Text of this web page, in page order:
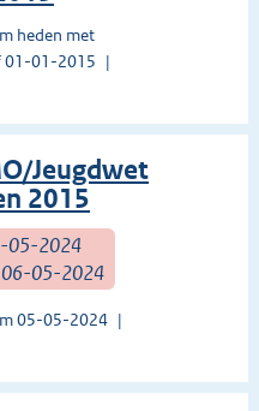
heden met
01-01-2015
Jeugdwet
2015
05-2024
06-05-2024
05-05-2024